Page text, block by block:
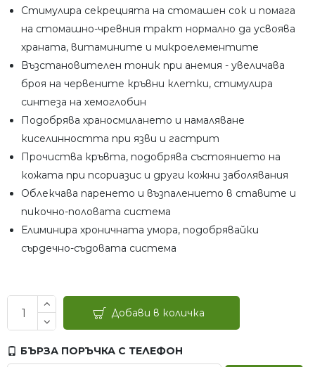
Стимулира секрецията на стомашен сок и помага
на стомашно-чревния тракт нормално да усвоява
храната, витамините и микроелементите
Възстановителен тоник при анемия - увеличава
броя на червените кръвни клетки, стимулира
синтеза на хемоглобин
Подобрява храносмилането и намаляване
киселинността при язви и гастрит
Прочиства кръвта, подобрява състоянието на
кожата при псориазис и други кожни заболявания
Облекчава паренето и възпалението в ставите и
пикочно-половата система
Елиминира хроничната умора, подобрявайки
сърдечно-съдовата система
Добави в количка
БЪРЗА ПОРЪЧКА С ТЕЛЕФОН